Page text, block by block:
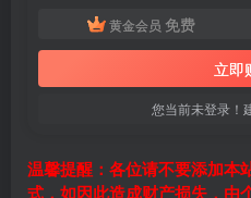
黄金会员 免费
立即
您当前未登录！
温馨提醒：各位请不要添加本
式，如因此造成财产损失，由